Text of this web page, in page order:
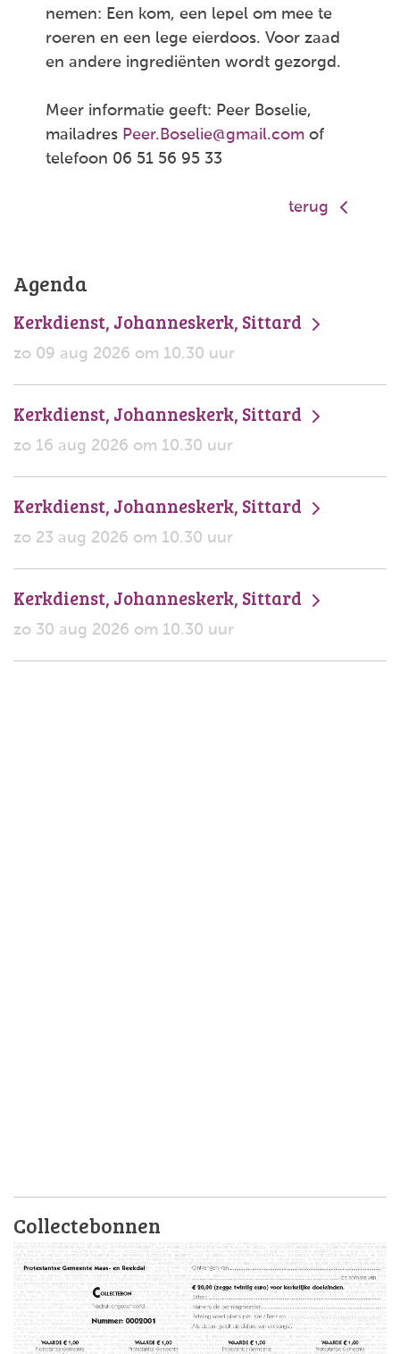
nemen: Een kom, een lepel om mee te
roeren en een lege eierdoos. Voor zaad
en andere ingrediënten wordt gezorgd.
Meer informatie geeft: Peer Boselie,
mailadres Peer.Boselie@gmail.com of
telefoon 06 51 56 95 33
terug
Agenda
Kerkdienst, Johanneskerk, Sittard
zo 09 aug 2026 om 10.30 uur
Kerkdienst, Johanneskerk, Sittard
zo 16 aug 2026 om 10.30 uur
Kerkdienst, Johanneskerk, Sittard
zo 23 aug 2026 om 10.30 uur
Kerkdienst, Johanneskerk, Sittard
zo 30 aug 2026 om 10.30 uur
Collectebonnen